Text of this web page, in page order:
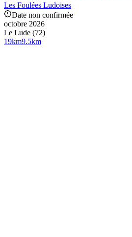
Les Foulées Ludoises
Date non confirmée
octobre 2026
Le Lude (72)
19km9.5km